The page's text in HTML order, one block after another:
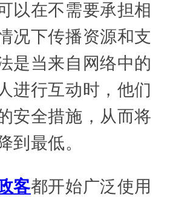
以在不需要承担相
况下传播资源和支
是当来自网络中的
进行互动时，他们
安全措施，从而将
到最低。
客都开始广泛使用